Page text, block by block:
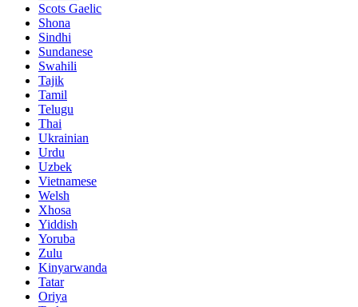
Scots Gaelic
Shona
Sindhi
Sundanese
Swahili
Tajik
Tamil
Telugu
Thai
Ukrainian
Urdu
Uzbek
Vietnamese
Welsh
Xhosa
Yiddish
Yoruba
Zulu
Kinyarwanda
Tatar
Oriya